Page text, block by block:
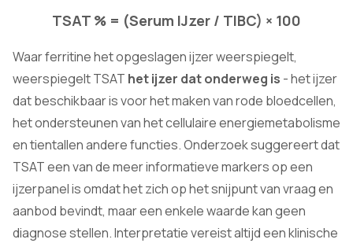
TSAT % = (Serum IJzer / TIBC) × 100
Waar ferritine het opgeslagen ijzer weerspiegelt,
weerspiegelt TSAT het ijzer dat onderweg is - het ijzer
dat beschikbaar is voor het maken van rode bloedcellen,
het ondersteunen van het cellulaire energiemetabolisme
en tientallen andere functies. Onderzoek suggereert dat
TSAT een van de meer informatieve markers op een
ijzerpanel is omdat het zich op het snijpunt van vraag en
aanbod bevindt, maar een enkele waarde kan geen
diagnose stellen. Interpretatie vereist altijd een klinische